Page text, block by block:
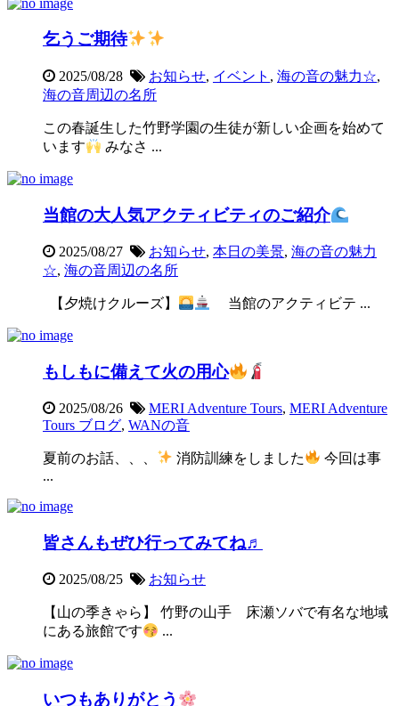
乞うご期待
2025/08/28 お知らせ, イベント , 海の音の魅力☆,
海の音周辺の名所
この春誕生した竹野学園の生徒が新しい企画を始めて
います
みなさ ...
当館の大人気アクティビティのご紹介
2025/08/27 お知らせ, 本日の美景, 海の音の魅力
☆, 海の音周辺の名所
【夕焼けクルーズ】 当館のアクティビテ ...
もしもに備えて火の用心
2025/08/26 MERI Adventure Tours, MERI Adventure
Tours ブログ, WANの音
夏前のお話、、、 消防訓練をしました
今回は事
...
皆さんもぜひ行ってみてね♬
2025/08/25 お知らせ
【山の季きゃら】 竹野の山手 床瀬ソバで有名な地域
にある旅館です
...
いつもありがとう